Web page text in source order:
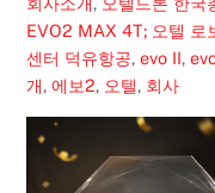
EVO2 MAX 4T; 오텔 로
센터 덕유항공,evo II,
개,에보2, 오텔, 회사